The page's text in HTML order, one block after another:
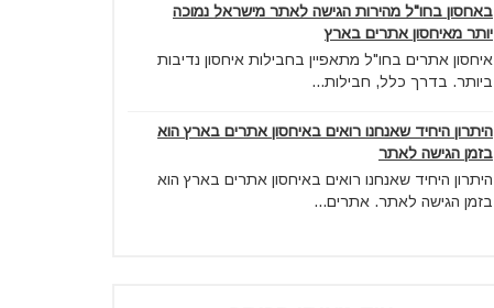
באחסון בחו"ל מהירות הגישה לאתר מישראל נמוכה
יותר מאיחסון אתרים בארץ
איחסון אתרים בחו"ל מתאפיין בחבילות איחסון נדיבות
ביותר. בדרך כלל, חבילות...
היתרון היחיד שאנחנו רואים באיחסון אתרים בארץ הוא
בזמן הגישה לאתר
היתרון היחיד שאנחנו רואים באיחסון אתרים בארץ הוא
בזמן הגישה לאתר. אתרים...